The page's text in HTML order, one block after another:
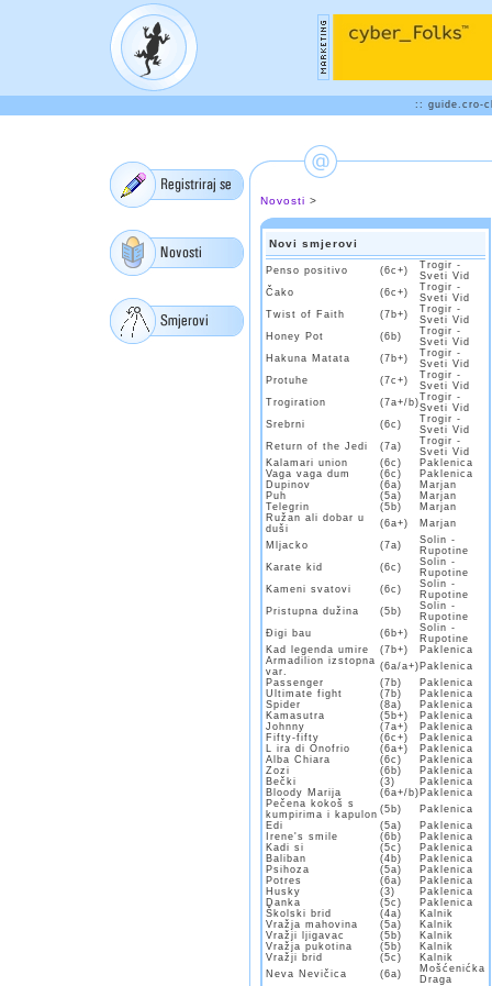
:: guide.cro-
Novosti >
Novi smjerovi
Penso positivo (6c+)
Trogir -
Sveti Vid
Čako
(6c+)
Trogir -
Sveti Vid
Twist of Faith
(7b+)
Trogir -
Sveti Vid
Honey Pot
(6b)
Trogir -
Sveti Vid
Hakuna Matata
(7b+)
Trogir -
Sveti Vid
Protuhe
(7c+)
Trogir -
Sveti Vid
Trogiration
(7a+/b)Trogir -
Sveti Vid
Srebrni
(6c)
Trogir -
Sveti Vid
Return of the Jedi
(7a)
Trogir -
Sveti Vid
Kalamari union
(6c)
Paklenica
Vaga vaga dum
(6c)
Paklenica
Dupinov
(6a)
Marjan
Puh
(5a)
Marjan
Telegrin
(5b)
Marjan
Ružan ali dobar u
duši
(6a+)
Marjan
Mljacko
(7a)
Solin -
Rupotine
Karate kid
(6c)
Solin -
Rupotine
Kameni svatovi
(6c)
Solin -
Rupotine
Pristupna dužina
(5b)
Solin -
Rupotine
Đigi bau
(6b+)
Solin -
Rupotine
Kad legenda umire
(7b+)
Paklenica
Armadilion izstopna
var.
(6a/a+) Paklenica
Passenger
(7b)
Paklenica
Ultimate fight
(7b)
Paklenica
Spider
(8a)
Paklenica
Kamasutra
(5b+)
Paklenica
Johnny
(7a+)
Paklenica
Fifty-fifty
(6c+)
Paklenica
L ira di Onofrio
(6a+)
Paklenica
Alba Chiara
(6c)
Paklenica
Zozi
(6b)
Paklenica
Bečki
(3)
Paklenica
Bloody Marija
(6a+/b) Paklenica
Pečena kokoš s
kumpirima i kapulon (5b)
Paklenica
Edi
(5a)
Paklenica
Irene's smile
(6b)
Paklenica
Kadi si
(5c)
Paklenica
Baliban
(4b)
Paklenica
Psihoza
(5a)
Paklenica
Potres
(6a)
Paklenica
Husky
(3)
Paklenica
Danka
(5c)
Paklenica
Školski brid
(4a)
Kalnik
Vražja mahovina
(5a)
Kalnik
Vražji ljigavac
(5b)
Kalnik
Vražja pukotina
(5b)
Kalnik
Vražji brid
(5c)
Kalnik
Neva Nevičica
(6a)
Mošćenićka
Draga